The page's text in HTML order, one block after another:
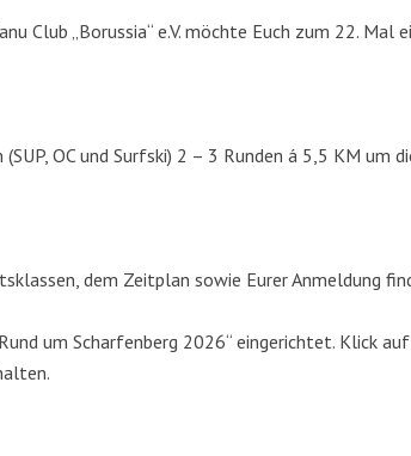
Club „Borussia“ e.V. möchte Euch zum 22. Mal
OC und Surfski) 2 – 3 Runden á 5,5 KM um
dem Zeitplan sowie Eurer Anmeldung
um Scharfenberg 2026“ eingerichtet. Klick
nach: